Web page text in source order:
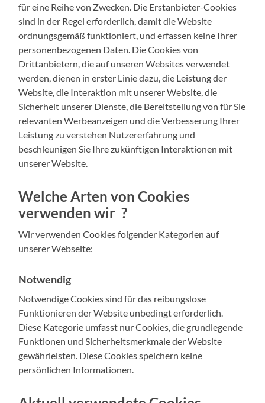
für eine Reihe von Zwecken. Die Erstanbieter-Cookies
sind in der Regel erforderlich, damit die Website
ordnungsgemäß funktioniert, und erfassen keine Ihrer
personenbezogenen Daten. Die Cookies von
Drittanbietern, die auf unseren Websites verwendet
werden, dienen in erster Linie dazu, die Leistung der
Website, die Interaktion mit unserer Website, die
Sicherheit unserer Dienste, die Bereitstellung von für Sie
relevanten Werbeanzeigen und die Verbesserung Ihrer
Leistung zu verstehen Nutzererfahrung und
beschleunigen Sie Ihre zukünftigen Interaktionen mit
unserer Website.
Welche Arten von Cookies
verwenden wir ?
Wir verwenden Cookies folgender Kategorien auf
unserer Webseite:
Notwendig
Notwendige Cookies sind für das reibungslose
Funktionieren der Website unbedingt erforderlich.
Diese Kategorie umfasst nur Cookies, die grundlegende
Funktionen und Sicherheitsmerkmale der Website
gewährleisten. Diese Cookies speichern keine
persönlichen Informationen.